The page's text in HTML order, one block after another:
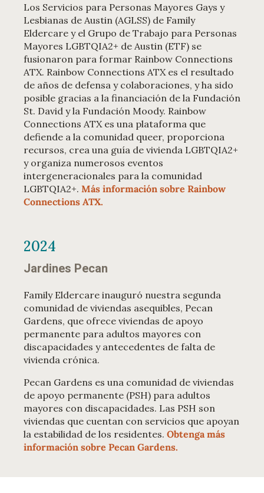
Los Servicios para Personas Mayores Gays y
Lesbianas de Austin (AGLSS) de Family
Eldercare y el Grupo de Trabajo para Personas
Mayores LGBTQIA2+ de Austin (ETF) se
fusionaron para formar Rainbow Connections
ATX. Rainbow Connections ATX es el resultado
de años de defensa y colaboraciones, y ha sido
posible gracias a la financiación de la Fundación
St. David y la Fundación Moody. Rainbow
Connections ATX es una plataforma que
defiende a la comunidad queer, proporciona
recursos, crea una guía de vivienda LGBTQIA2+
y organiza numerosos eventos
intergeneracionales para la comunidad
LGBTQIA2+. Más información sobre Rainbow
Connections ATX.
2024
Jardines Pecan
Family Eldercare inauguró nuestra segunda
comunidad de viviendas asequibles, Pecan
Gardens, que ofrece viviendas de apoyo
permanente para adultos mayores con
discapacidades y antecedentes de falta de
vivienda crónica.
Pecan Gardens es una comunidad de viviendas
de apoyo permanente (PSH) para adultos
mayores con discapacidades. Las PSH son
viviendas que cuentan con servicios que apoyan
la estabilidad de los residentes. Obtenga más
información sobre Pecan Gardens.